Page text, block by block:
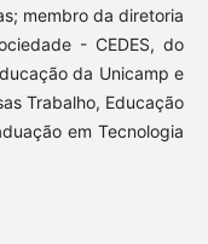
membro da diretoria
- CEDES, do
da Unicamp e
Trabalho, Educação
em Tecnologia